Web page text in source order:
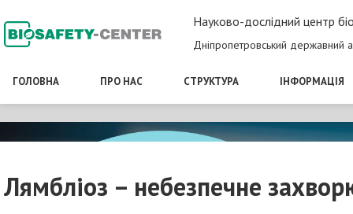
Науково-дослідний центр
Дніпропетровський державний
ГОЛОВНА ПРО НАС СТРУКТУРА ІНФОРМАЦІЯ
Лямбліоз – небезпечне